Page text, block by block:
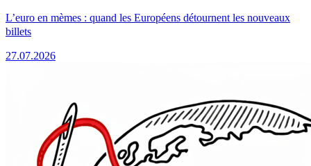
L’euro en mèmes : quand les Européens détournent les nouveaux
billets
27.07.2026